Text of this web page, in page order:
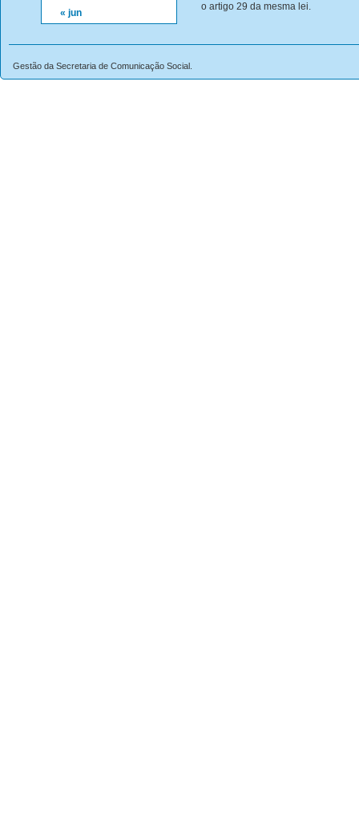
« jun
o artigo 29 da mesma lei.
Gestão da Secretaria de Comunicação Social.